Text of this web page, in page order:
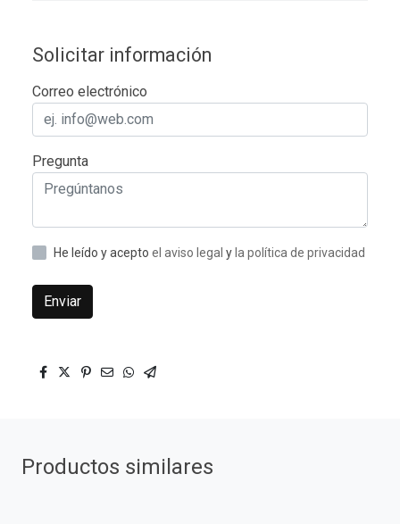
Solicitar información
Correo electrónico
Pregunta
He leído y acepto el aviso legal y la política de privacidad
Enviar
Productos similares